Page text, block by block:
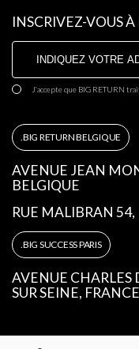
BIG RETURN BELGIQUE
AVENUE JEAN
BELGIQUE
RUE MALIBRAN 54,
BIG SUCCESS PARIS
AVENUE CHARLES
SUR SEINE, FRANCE
INSCRIVEZ-VOUS
J’accepte que BIG RETURN